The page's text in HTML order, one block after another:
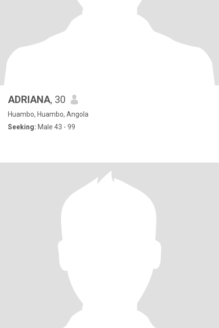
ADRIANA, 30
Huambo, Huambo, Angola
Seeking: Male 43 - 99